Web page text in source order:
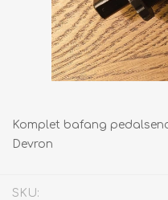
Komplet bafang
Devron
SKU: